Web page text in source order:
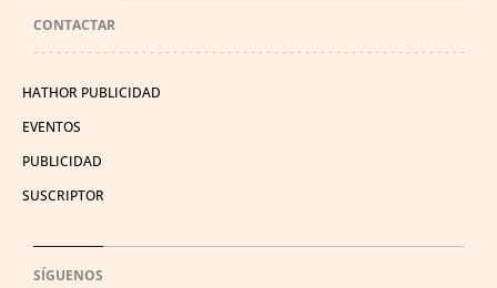
CONTACTAR
HATHOR PUBLICIDAD
EVENTOS
PUBLICIDAD
SUSCRIPTOR
SÍGUENOS